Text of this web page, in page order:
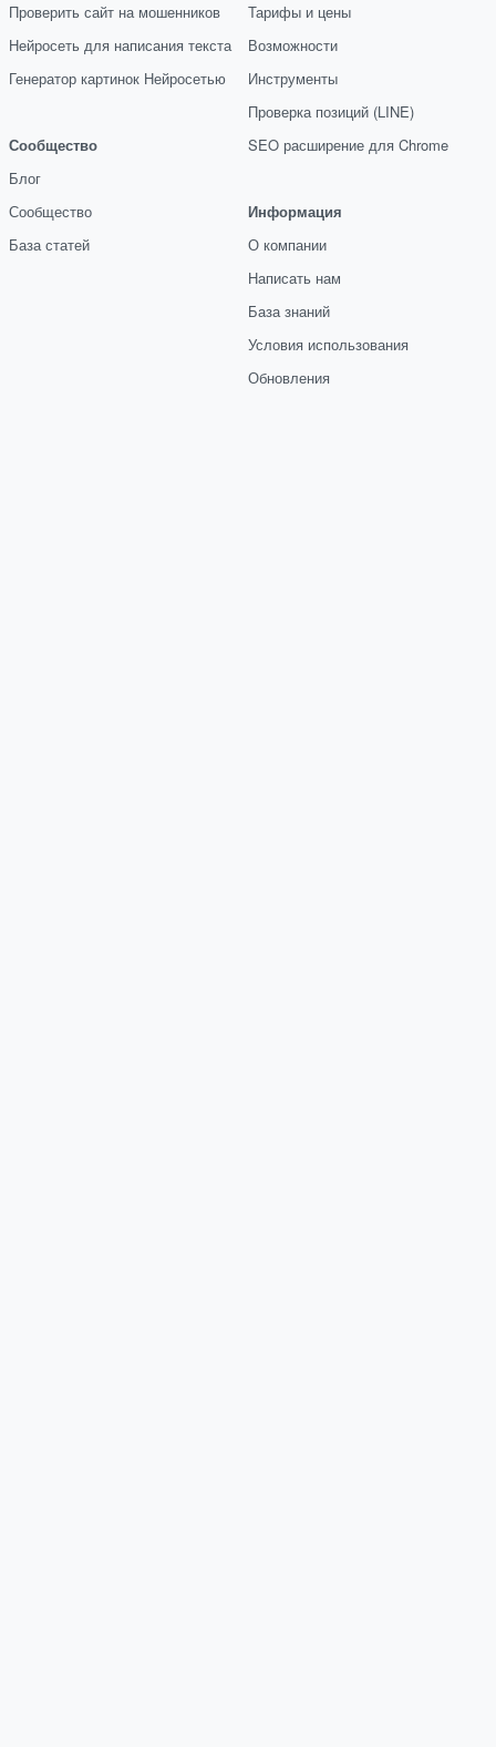
Проверить сайт на мошенников
Нейросеть для написания текста
Генератор картинок Нейросетью
Сообщество
Блог
Сообщество
База статей
Тарифы и цены
Возможности
Инструменты
Проверка позиций (LINE)
SEO расширение для Chrome
Информация
О компании
Написать нам
База знаний
Условия использования
Обновления